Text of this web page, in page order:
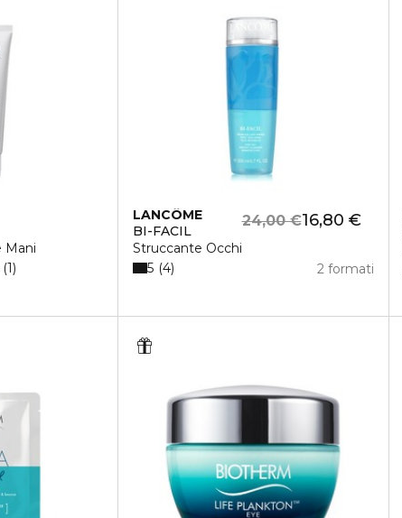
Mani
1
LANCÔME
BI-FACIL
Struccante Occhi
16,80 €
24,00 €
2 formati
5 4